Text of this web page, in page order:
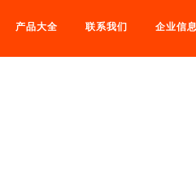
产品大全 联系我们 企业信息